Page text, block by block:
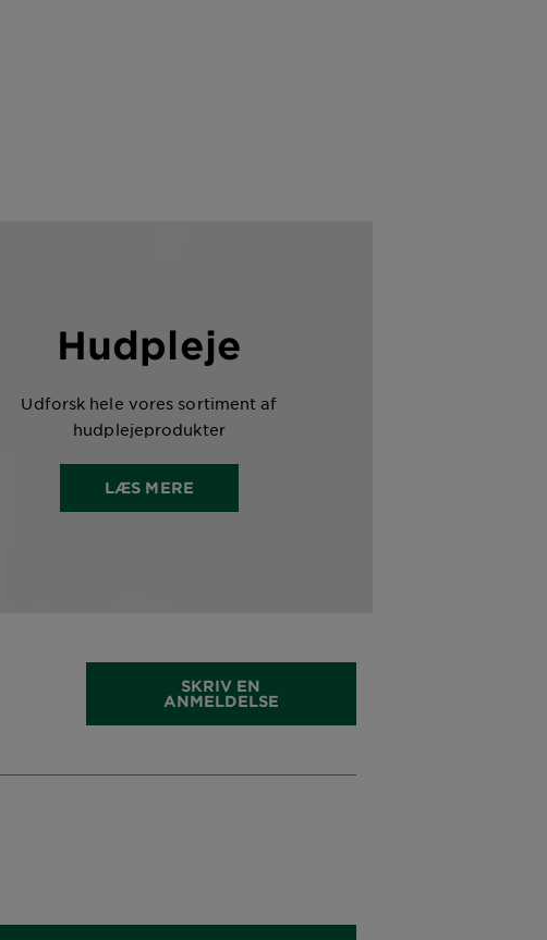
Hudpleje
Udforsk hele vores sortiment af
hudplejeprodukter
LÆS MERE
SKRIV EN
ANMELDELSE